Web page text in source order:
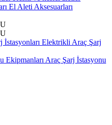
El Aleti Aksesuarları
Elektrikli Araç Şarj
Araç Şarj İstasyonu